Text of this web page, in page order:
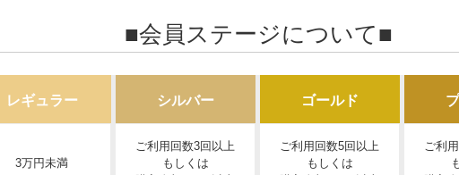
■会員ステージについて■
レギュラー シルバー ゴールド
3万円未満
ご利用回数3回以上
もしくは
ご利用回数5回以上
もしくは
ご利